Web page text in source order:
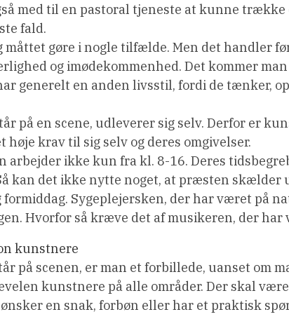
med til en pastoral tjeneste at kunne
fald.
måttet gøre i nogle tilfælde. Men det handler
og imødekommenhed. Det kommer
generelt en anden livsstil, fordi de tænker,
på en scene, udleverer sig selv. Derfor er
høje krav til sig selv og deres omgivelser.
arbejder ikke kun fra kl. 8-16. Deres
kan det ikke nytte noget, at præsten skælder
formiddag. Sygeplejersken, der har været på
Hvorfor så kræve det af musikeren, der
kunstnere
på scenen, er man et forbillede, uanset om
kunstnere på alle områder. Der skal
en snak, forbøn eller har et praktisk